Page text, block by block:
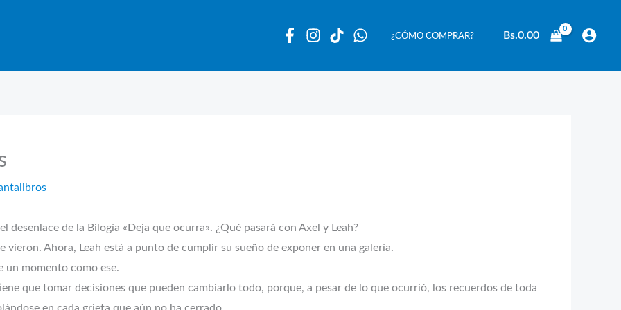
¿CÓMO COMPRAR? Bs.0.00
desenlace de la Bilogía «Deja que ocurra». ¿Qué pasará con Axel y Leah?
vieron. Ahora, Leah está a punto de cumplir su sueño de exponer en una galería.
un momento como ese.
que tomar decisiones que pueden cambiarlo todo, porque, a pesar de lo que ocurrió, los recuerdos de toda